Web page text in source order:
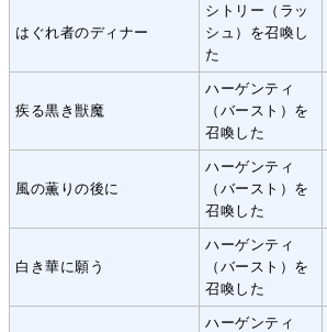
はぐれ者のディナー
シトリー（ラッ
シュ）を召喚し
た
疾る黒き獣魔
ハーゲンティ
（バースト）を
召喚した
風の薫りの後に
ハーゲンティ
（バースト）を
召喚した
白き華に願う
ハーゲンティ
（バースト）を
召喚した
ハーゲンティ